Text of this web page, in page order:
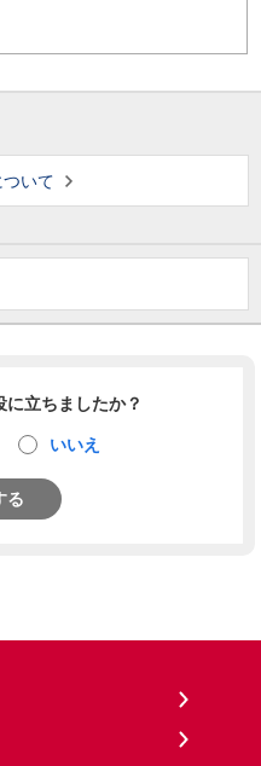
いて
立ちましたか？
いいえ
る